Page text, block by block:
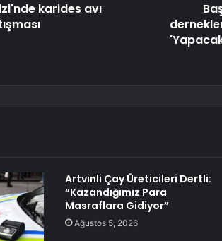
karides avı
Artvinli Çay Üreticileri Dertli:
“Kazandığımız Para
Masraflara Gidiyor”
Ağustos 5, 2026